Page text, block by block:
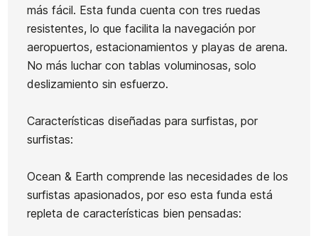
más fácil. Esta funda cuenta con tres ruedas
resistentes, lo que facilita la navegación por
aeropuertos, estacionamientos y playas de arena.
No más luchar con tablas voluminosas, solo
deslizamiento sin esfuerzo.
Características diseñadas para surfistas, por
surfistas:
Ocean & Earth comprende las necesidades de los
surfistas apasionados, por eso esta funda está
repleta de características bien pensadas: